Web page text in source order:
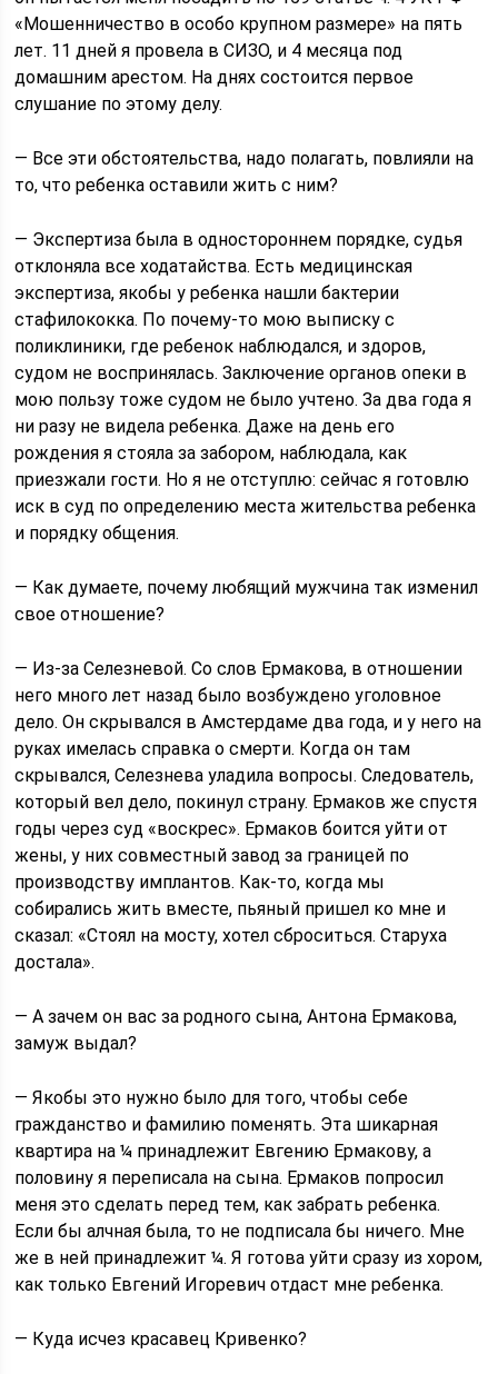
«Мошенничество в особо крупном размере» на пять
лет. 11 дней я провела в СИЗО, и 4 месяца под
домашним арестом. На днях состоится первое
слушание по этому делу.
— Все эти обстоятельства, надо полагать, повлияли на
то, что ребенка оставили жить с ним?
— Экспертиза была в одностороннем порядке, судья
отклоняла все ходатайства. Есть медицинская
экспертиза, якобы у ребенка нашли бактерии
стафилококка. По почему-то мою выписку с
поликлиники, где ребенок наблюдался, и здоров,
судом не воспринялась. Заключение органов опеки в
мою пользу тоже судом не было учтено. За два года я
ни разу не видела ребенка. Даже на день его
рождения я стояла за забором, наблюдала, как
приезжали гости. Но я не отступлю: сейчас я готовлю
иск в суд по определению места жительства ребенка
и порядку общения.
— Как думаете, почему любящий мужчина так изменил
свое отношение?
— Из-за Селезневой. Со слов Ермакова, в отношении
него много лет назад было возбуждено уголовное
дело. Он скрывался в Амстердаме два года, и у него на
руках имелась справка о смерти. Когда он там
скрывался, Селезнева уладила вопросы. Следователь,
который вел дело, покинул страну. Ермаков же спустя
годы через суд «воскрес». Ермаков боится уйти от
жены, у них совместный завод за границей по
производству имплантов. Как-то, когда мы
собирались жить вместе, пьяный пришел ко мне и
сказал: «Стоял на мосту, хотел сброситься. Старуха
достала».
— А зачем он вас за родного сына, Антона Ермакова,
замуж выдал?
— Якобы это нужно было для того, чтобы себе
гражданство и фамилию поменять. Эта шикарная
квартира на ¼ принадлежит Евгению Ермакову, а
половину я переписала на сына. Ермаков попросил
меня это сделать перед тем, как забрать ребенка.
Если бы алчная была, то не подписала бы ничего. Мне
же в ней принадлежит ¼. Я готова уйти сразу из хором,
как только Евгений Игоревич отдаст мне ребенка.
— Куда исчез красавец Кривенко?